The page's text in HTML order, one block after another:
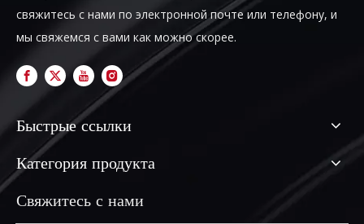
свяжитесь с нами по электронной почте или телефону, и
мы свяжемся с вами как можно скорее.
Быстрые ссылки
Категория продукта
Свяжитесь с нами